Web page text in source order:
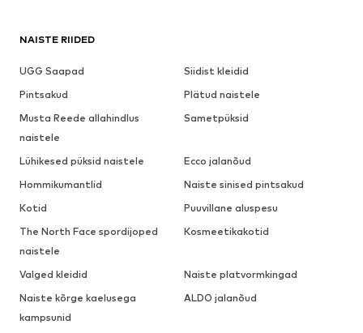
NAISTE RIIDED
UGG Saapad
Siidist kleidid
Pintsakud
Plätud naistele
Musta Reede allahindlus
naistele
Sametpüksid
Lühikesed püksid naistele
Ecco jalanõud
Hommikumantlid
Naiste sinised pintsakud
Kotid
Puuvillane aluspesu
The North Face spordijoped
naistele
Kosmeetikakotid
Valged kleidid
Naiste platvormkingad
Naiste kõrge kaelusega
kampsunid
ALDO jalanõud